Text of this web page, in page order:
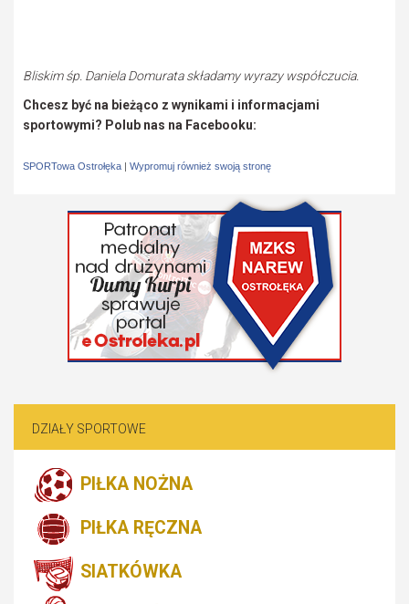
Bliskim śp. Daniela Domurata składamy wyrazy współczucia.
Chcesz być na bieżąco z wynikami i informacjami
sportowymi? Polub nas na Facebooku:
SPORTowa Ostrołęka | Wypromuj również swoją stronę
DZIAŁY SPORTOWE
PIŁKA NOŻNA
PIŁKA RĘCZNA
SIATKÓWKA